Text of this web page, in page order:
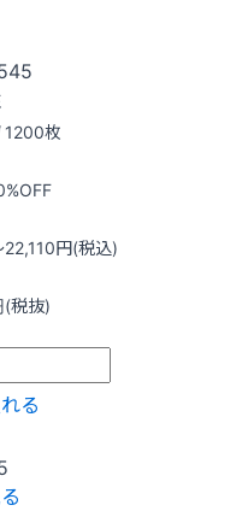
1200枚
%OFF
円(税込)
(税抜)
る